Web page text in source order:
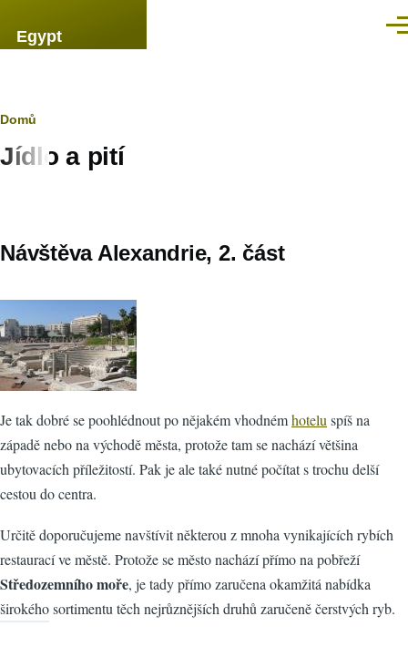
Egypt
Drobečková
navigace
Domů
Jídlo a pití
Návštěva Alexandrie, 2. část
Je tak dobré se poohlédnout po nějakém vhodnémhotelu spíš na
západě nebo na východě města, protože tam se nachází většina
ubytovacích příležitostí. Pak je ale také nutné počítat s trochu delší
cestou do centra.
Určitě doporučujeme navštívit některou z mnoha vynikajících rybích
restaurací ve městě. Protože se město nachází přímo na pobřeží
Středozemního moře, je tady přímo zaručena okamžitá nabídka
širokého sortimentu těch nejrůznějších druhů zaručeně čerstvých ryb.